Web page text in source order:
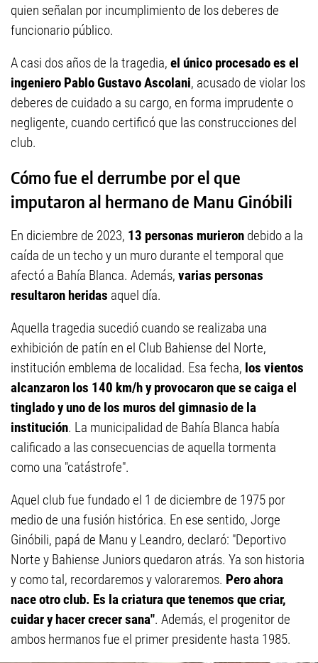
quien señalan por incumplimiento de los deberes de
funcionario público.
A casi dos años de la tragedia, el único procesado es el
ingeniero Pablo Gustavo Ascolani, acusado de violar los
deberes de cuidado a su cargo, en forma imprudente o
negligente, cuando certificó que las construcciones del
club.
Cómo fue el derrumbe por el que
imputaron al hermano de Manu Ginóbili
En diciembre de 2023, 13 personas murieron debido a la
caída de un techo y un muro durante el temporal que
afectó a Bahía Blanca. Además, varias personas
resultaron heridas aquel día.
Aquella tragedia sucedió cuando se realizaba una
exhibición de patín en el Club Bahiense del Norte,
institución emblema de localidad. Esa fecha, los vientos
alcanzaron los 140 km/h y provocaron que se caiga el
tinglado y uno de los muros del gimnasio de la
institución. La municipalidad de Bahía Blanca había
calificado a las consecuencias de aquella tormenta
como una "catástrofe".
Aquel club fue fundado el 1 de diciembre de 1975 por
medio de una fusión histórica. En ese sentido, Jorge
Ginóbili, papá de Manu y Leandro, declaró: "Deportivo
Norte y Bahiense Juniors quedaron atrás. Ya son historia
y como tal, recordaremos y valoraremos. Pero ahora
nace otro club. Es la criatura que tenemos que criar,
cuidar y hacer crecer sana". Además, el progenitor de
ambos hermanos fue el primer presidente hasta 1985.